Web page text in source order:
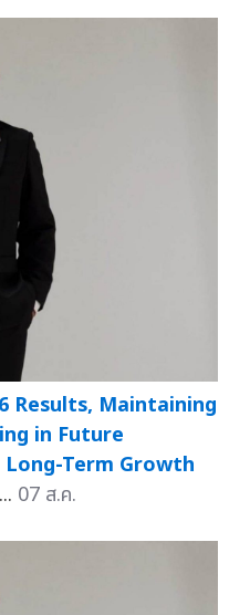
Results, Maintaining
in Future
Term Growth
07 ส.ค.